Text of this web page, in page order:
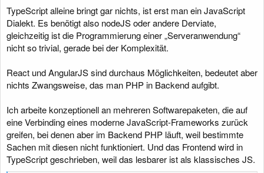
TypeScript alleine bringt gar nichts, ist erst man ein JavaScript
Dialekt. Es benötigt also nodeJS oder andere Derviate,
gleichzeitig ist die Programmierung einer „Serveranwendung“
nicht so trivial, gerade bei der Komplexität.
React und AngularJS sind durchaus Möglichkeiten, bedeutet aber
nichts Zwangsweise, das man PHP in Backend aufgibt.
Ich arbeite konzeptionell an mehreren Softwarepaketen, die auf
eine Verbinding eines moderne JavaScript-Frameworks zurück
greifen, bei denen aber im Backend PHP läuft, weil bestimmte
Sachen mit diesen nicht funktioniert. Und das Frontend wird in
TypeScript geschrieben, weil das lesbarer ist als klassisches JS.